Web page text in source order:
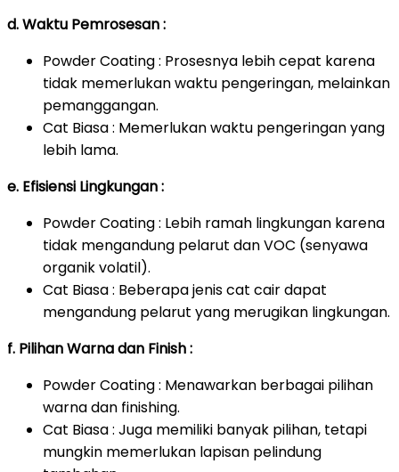
d. Waktu Pemrosesan :
Powder Coating : Prosesnya lebih cepat karena
tidak memerlukan waktu pengeringan, melainkan
pemanggangan.
Cat Biasa : Memerlukan waktu pengeringan yang
lebih lama.
e. Efisiensi Lingkungan :
Powder Coating : Lebih ramah lingkungan karena
tidak mengandung pelarut dan VOC (senyawa
organik volatil).
Cat Biasa : Beberapa jenis cat cair dapat
mengandung pelarut yang merugikan lingkungan.
f. Pilihan Warna dan Finish :
Powder Coating : Menawarkan berbagai pilihan
warna dan finishing.
Cat Biasa : Juga memiliki banyak pilihan, tetapi
mungkin memerlukan lapisan pelindung